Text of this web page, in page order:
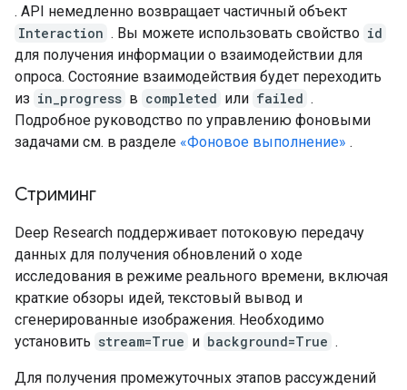
. API немедленно возвращает частичный объект
Interaction . Вы можете использовать свойство id
для получения информации о взаимодействии для
опроса. Состояние взаимодействия будет переходить
из in_progress в completed или failed .
Подробное руководство по управлению фоновыми
задачами см. в разделе «Фоновое выполнение» .
Стриминг
Deep Research поддерживает потоковую передачу
данных для получения обновлений о ходе
исследования в режиме реального времени, включая
краткие обзоры идей, текстовый вывод и
сгенерированные изображения. Необходимо
установить stream=True и background=True .
Для получения промежуточных этапов рассуждений